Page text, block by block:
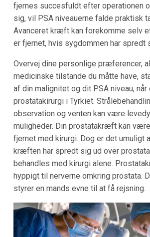
fjernes succesfuldt efter operationen
sig, vil PSA niveauerne falde praktisk
Avanceret kræft kan forekomme selv
er fjernet, hvis sygdommen har spredt
Overvej dine personlige præferencer,
medicinske tilstande du måtte have,
af din malignitet og dit PSA niveau,
prostatakirurgi i Tyrkiet.
observation og venten kan være
muligheder. Din prostatakræft kan
fjernet med kirurgi. Dog er det umuligt
kræften har spredt sig ud over
behandles med kirurgi alene.
hyppigt til nerverne omkring prostata.
styrer en mands evne til at få rejsning.